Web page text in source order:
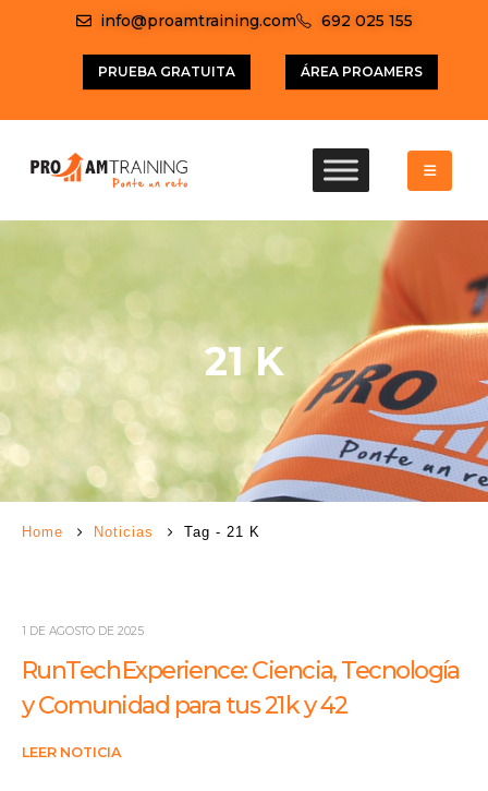
info@proamtraining.com 692 025 155
PRUEBA GRATUITA ÁREA PROAMERS
21 K
Home Noticias Tag - 21 K
1 DE AGOSTO DE 2025
RunTech Experience: Ciencia, Tecnología
y Comunidad para tus 21 k y 42
LEER NOTICIA